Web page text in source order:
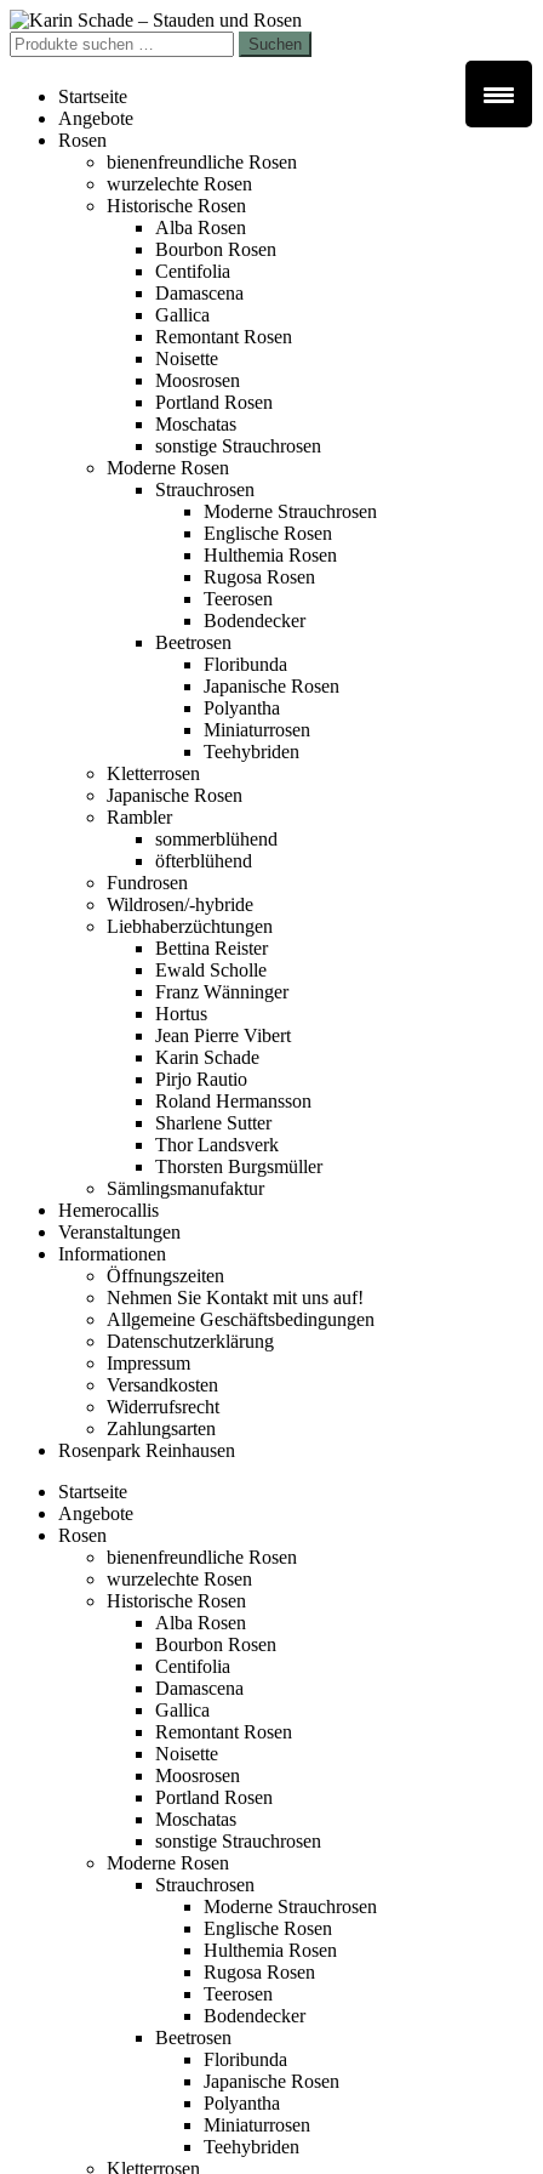
Zur
Navigation
springen
Zum
Inhalt
springen
Suchen
nach:
Suchen
Startseite
Angebote
Rosen
bienenfreundliche Rosen
wurzelechte Rosen
Historische Rosen
Alba Rosen
Bourbon Rosen
Centifolia
Damascena
Gallica
Remontant Rosen
Noisette
Moosrosen
Portland Rosen
Moschatas
sonstige Strauchrosen
Moderne Rosen
Strauchrosen
Moderne Strauchrosen
Englische Rosen
Hulthemia Rosen
Rugosa Rosen
Teerosen
Bodendecker
Beetrosen
Floribunda
Japanische Rosen
Polyantha
Miniaturrosen
Teehybriden
Kletterrosen
Japanische Rosen
Rambler
sommerblühend
öfterblühend
Fundrosen
Wildrosen/-hybride
Liebhaberzüchtungen
Bettina Reister
Ewald Scholle
Franz Wänninger
Hortus
Jean Pierre Vibert
Karin Schade
Pirjo Rautio
Roland Hermansson
Sharlene Sutter
Thor Landsverk
Thorsten Burgsmüller
Sämlingsmanufaktur
Hemerocallis
Veranstaltungen
Informationen
Öffnungszeiten
Nehmen Sie Kontakt mit uns auf!
Allgemeine Geschäftsbedingungen
Datenschutzerklärung
Impressum
Versandkosten
Widerrufsrecht
Zahlungsarten
Rosenpark Reinhausen
Startseite
Angebote
Rosen
bienenfreundliche Rosen
wurzelechte Rosen
Historische Rosen
Alba Rosen
Bourbon Rosen
Centifolia
Damascena
Gallica
Remontant Rosen
Noisette
Moosrosen
Portland Rosen
Moschatas
sonstige Strauchrosen
Moderne Rosen
Strauchrosen
Moderne Strauchrosen
Englische Rosen
Hulthemia Rosen
Rugosa Rosen
Teerosen
Bodendecker
Beetrosen
Floribunda
Japanische Rosen
Polyantha
Miniaturrosen
Teehybriden
Kletterrosen